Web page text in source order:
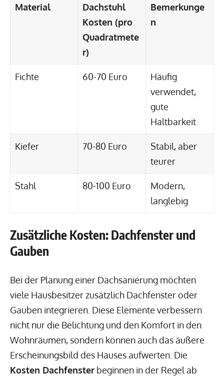
Material
Dachstuhl
Kosten (pro
Quadratmete
r)
Bemerkunge
n
Fichte 60-70 Euro
Häufig
verwendet,
gute
Haltbarkeit
Kiefer 70-80 Euro
Stabil, aber
teurer
Stahl 80-100 Euro
Modern,
langlebig
Zusätzliche Kosten: Dachfenster und
Gauben
Bei der Planung einer Dachsanierung möchten
viele Hausbesitzer zusätzlich Dachfenster oder
Gauben integrieren. Diese Elemente verbessern
nicht nur die Belichtung und den Komfort in den
Wohnräumen, sondern können auch das äußere
Erscheinungsbild des Hauses aufwerten. Die
Kosten Dachfenster beginnen in der Regel ab